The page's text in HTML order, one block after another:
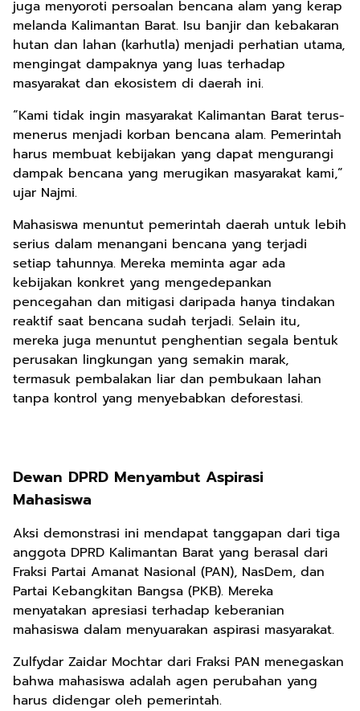
juga menyoroti persoalan bencana alam yang kerap
melanda Kalimantan Barat. Isu banjir dan kebakaran
hutan dan lahan (karhutla) menjadi perhatian utama,
mengingat dampaknya yang luas terhadap
masyarakat dan ekosistem di daerah ini.
“Kami tidak ingin masyarakat Kalimantan Barat terus-
menerus menjadi korban bencana alam. Pemerintah
harus membuat kebijakan yang dapat mengurangi
dampak bencana yang merugikan masyarakat kami,”
ujar Najmi.
Mahasiswa menuntut pemerintah daerah untuk lebih
serius dalam menangani bencana yang terjadi
setiap tahunnya. Mereka meminta agar ada
kebijakan konkret yang mengedepankan
pencegahan dan mitigasi daripada hanya tindakan
reaktif saat bencana sudah terjadi. Selain itu,
mereka juga menuntut penghentian segala bentuk
perusakan lingkungan yang semakin marak,
termasuk pembalakan liar dan pembukaan lahan
tanpa kontrol yang menyebabkan deforestasi.
Dewan DPRD Menyambut Aspirasi
Mahasiswa
Aksi demonstrasi ini mendapat tanggapan dari tiga
anggota DPRD Kalimantan Barat yang berasal dari
Fraksi Partai Amanat Nasional (PAN), NasDem, dan
Partai Kebangkitan Bangsa (PKB). Mereka
menyatakan apresiasi terhadap keberanian
mahasiswa dalam menyuarakan aspirasi masyarakat.
Zulfydar Zaidar Mochtar dari Fraksi PAN menegaskan
bahwa mahasiswa adalah agen perubahan yang
harus didengar oleh pemerintah.